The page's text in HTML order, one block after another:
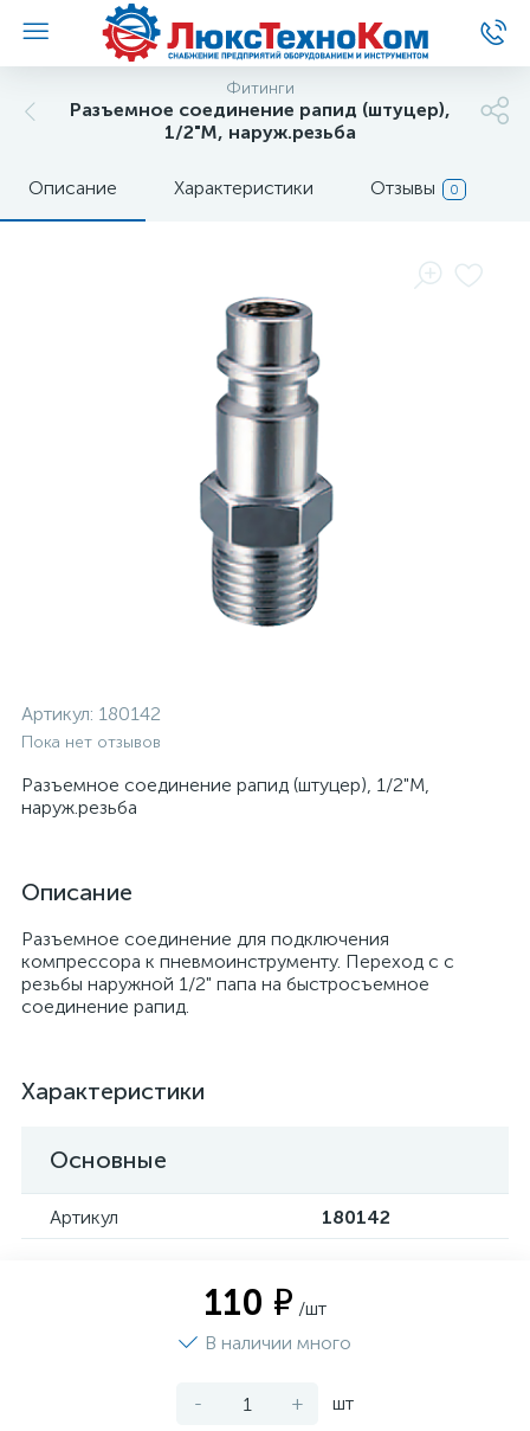
Фитинги
Разъемное соединение рапид (штуцер),
1/2"M, наруж.резьба
Описание Характеристики Отзывы 0
Артикул: 180142
Пока нет отзывов
Разъемное соединение рапид (штуцер), 1/2"M,
наруж.резьба
Описание
Разъемное соединение для подключения
компрессора к пневмоинструменту. Переход с с
резьбы наружной 1/2" папа на быстросъемное
соединение рапид.
Характеристики
Основные
Артикул 180142
110 ₽ /шт
В наличии много
- + шт